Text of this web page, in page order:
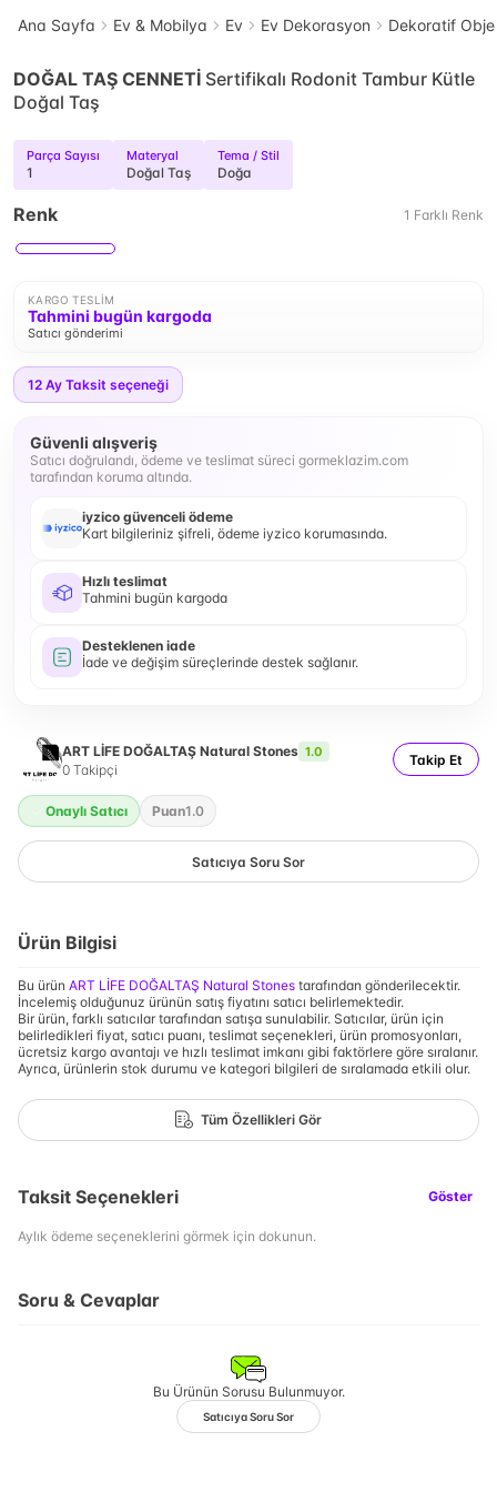
Ana Sayfa Ev & Mobilya Ev Ev Dekorasyon Dekoratif
DOĞAL TAŞ CENNETİ Sertifikalı Rodonit Tambur Kütle
Doğal Taş
Parça Sayısı
1
Materyal
Doğal Taş
Tema / Stil
Doğa
Renk 1 Farklı Renk
KARGO TESLIM
Tahmini bugün kargoda
Satıcı gönderimi
12 Ay Taksit seçeneği
Güvenli alışveriş
Satıcı doğrulandı, ödeme ve teslimat süreci gormeklazim.com
tarafından koruma altında.
iyzico güvenceli ödeme
Kart bilgileriniz şifreli, ödeme iyzico korumasında.
Hızlı teslimat
Tahmini bugün kargoda
Desteklenen iade
İade ve değişim süreçlerinde destek sağlanır.
ART LİFE DOĞALTAŞ Natural Stones 1.0
0 Takipçi
Takip Et
Onaylı Satıcı Puan1.0
Satıcıya Soru Sor
Ürün Bilgisi
Bu ürün ART LİFE DOĞALTAŞ Natural Stones tarafından gönderilecektir.
İncelemiş olduğunuz ürünün satış fiyatını satıcı belirlemektedir.
Bir ürün, farklı satıcılar tarafından satışa sunulabilir. Satıcılar, ürün için
belirledikleri fiyat, satıcı puanı, teslimat seçenekleri, ürün promosyonları,
ücretsiz kargo avantajı ve hızlı teslimat imkanı gibi faktörlere göre sıralanır.
Ayrıca, ürünlerin stok durumu ve kategori bilgileri de sıralamada etkili olur.
Tüm Özellikleri Gör
Taksit Seçenekleri Göster
Aylık ödeme seçeneklerini görmek için dokunun.
Soru & Cevaplar
Bu Ürünün Sorusu Bulunmuyor.
Satıcıya Soru Sor